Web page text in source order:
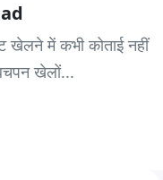
खेलने में कभी कोताई नहीं
खेलों...